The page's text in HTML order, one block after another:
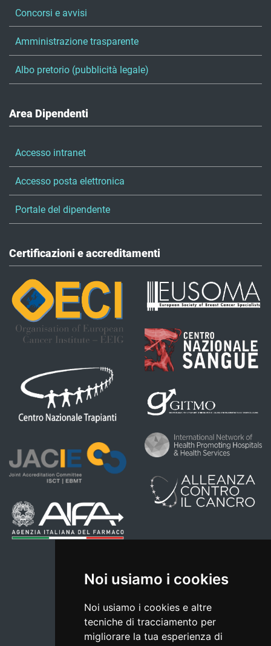
Noi usiamo i cookies
Noi usiamo i cookies e altre
tecniche di tracciamento per
migliorare la tua esperienza di
Concorsi e avvisi
Amministrazione trasparente
Albo pretorio (pubblicità legale)
Area Dipendenti
Accesso intranet
Accesso posta elettronica
Portale del dipendente
Certificazioni e accreditamenti